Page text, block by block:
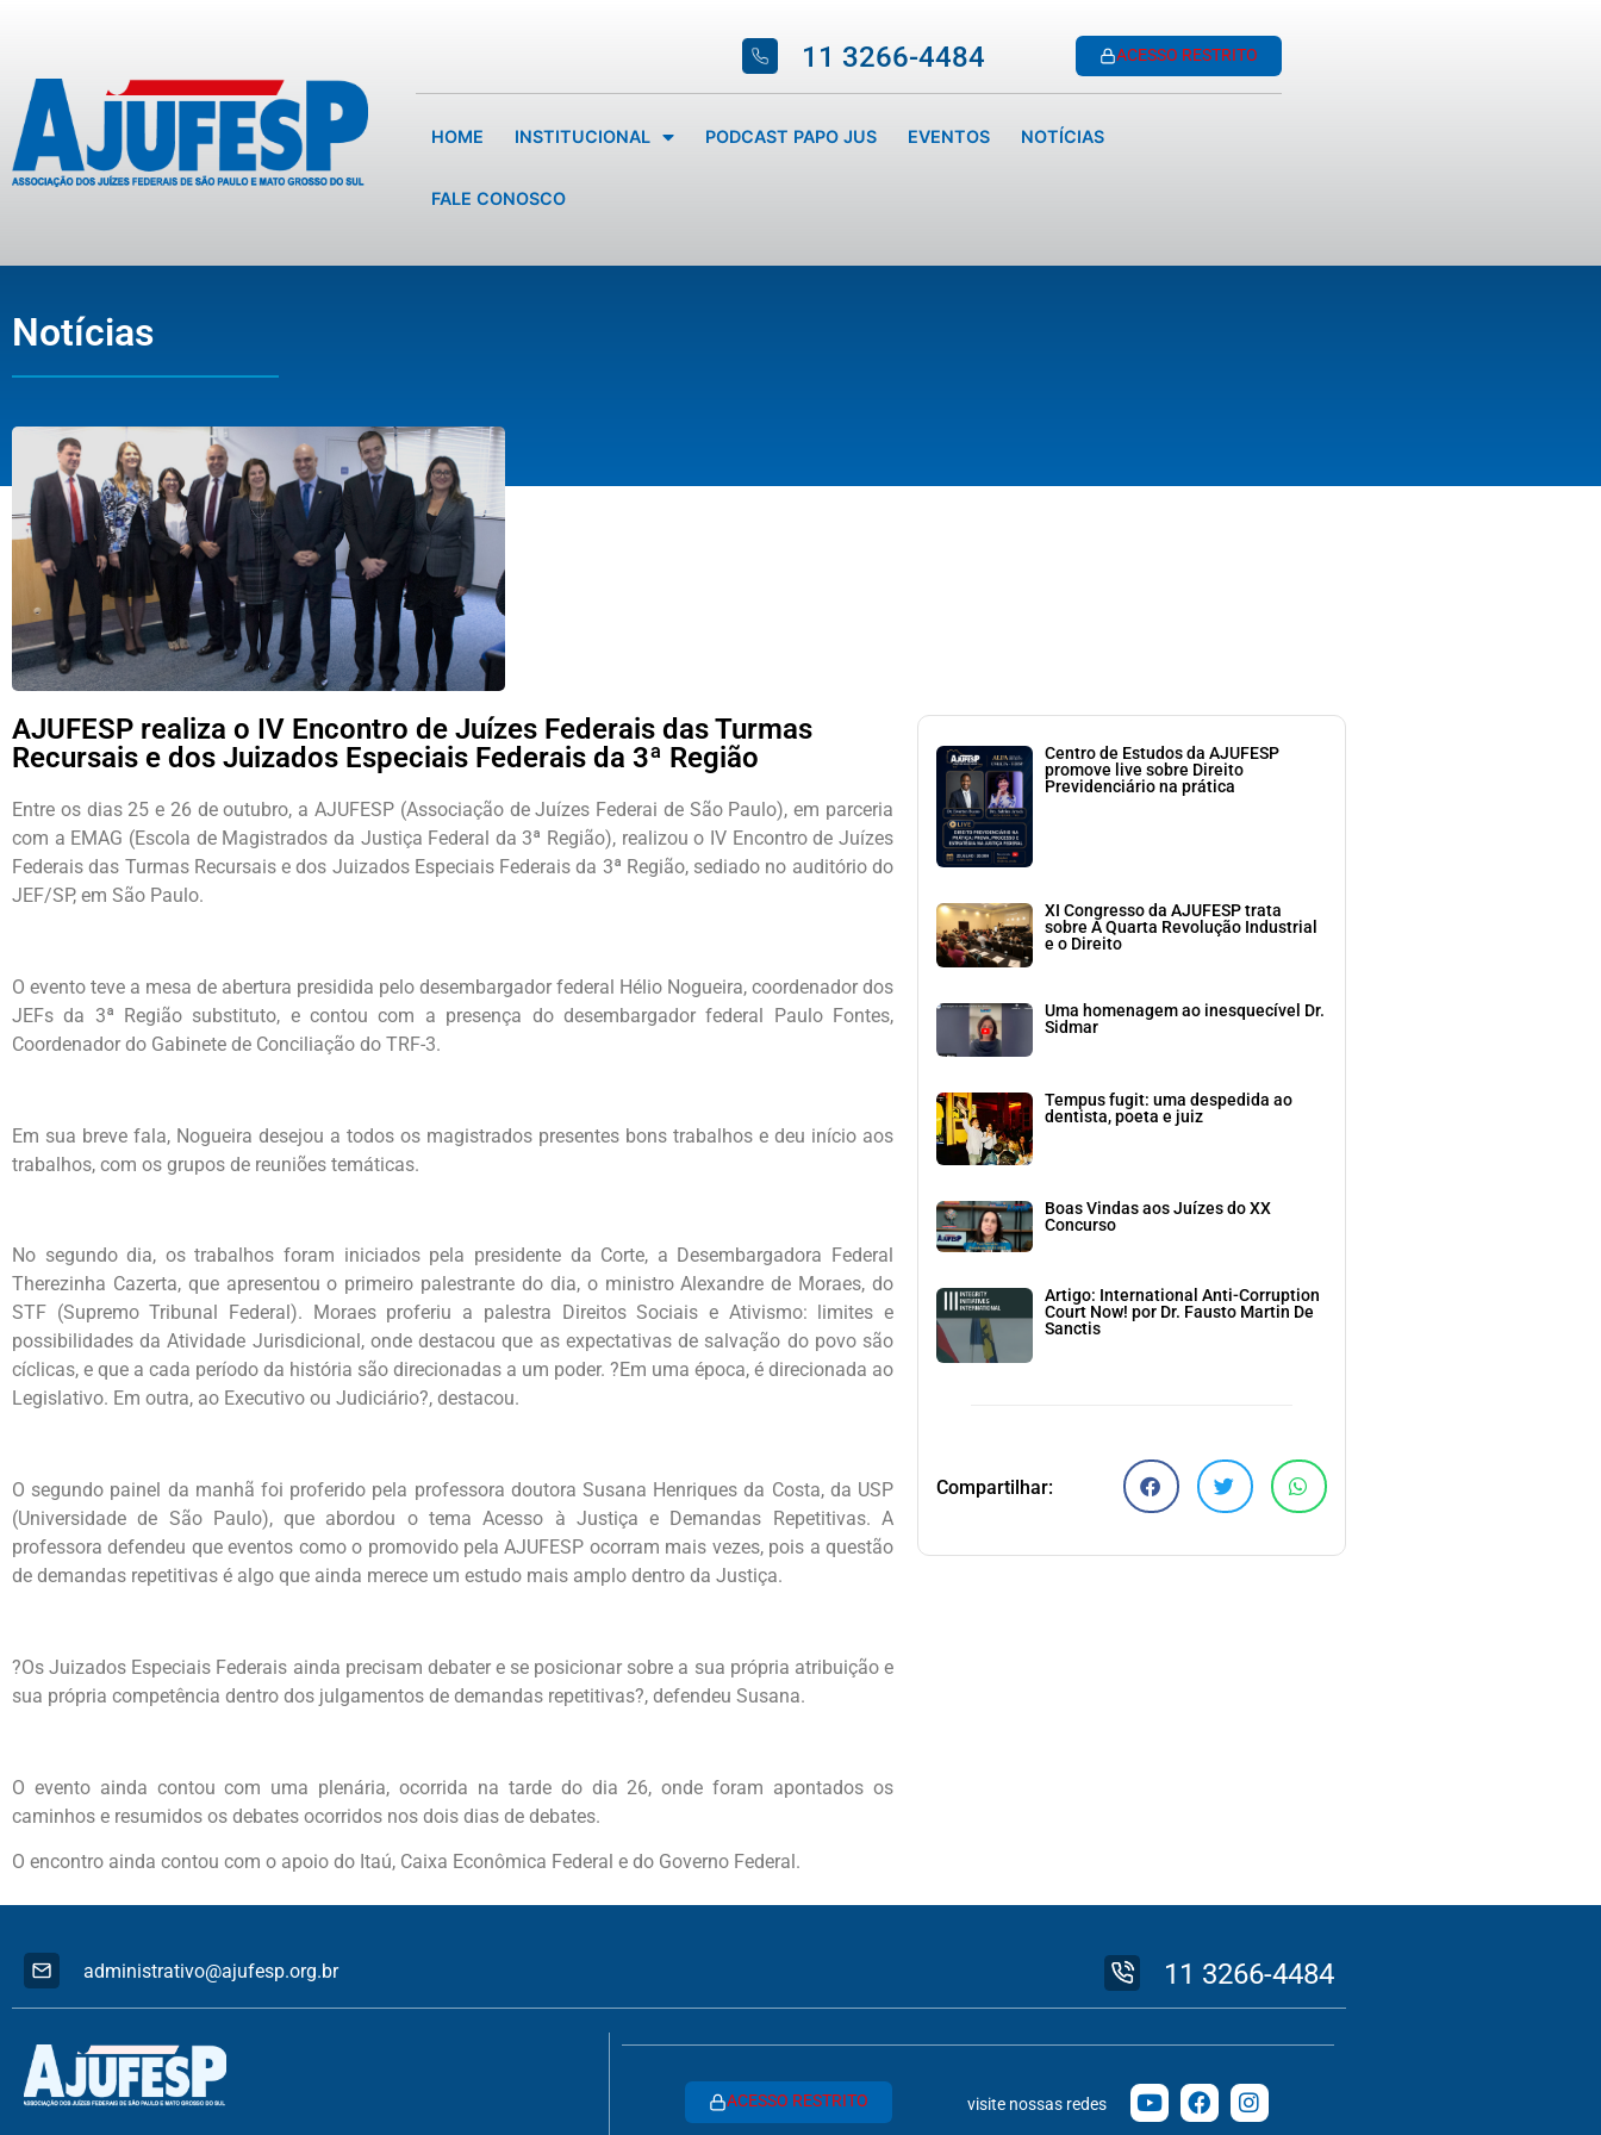
11 3266-4484 ACESSO RESTRITO
HOME INSTITUCIONAL PODCAST PAPO JUS EVENTOS NOTÍCIAS
FALE CONOSCO
Notícias
AJUFESP realiza o IV Encontro de Juízes Federais das Turmas
Recursais e dos Juizados Especiais Federais da 3ª Região
Entre os dias 25 e 26 de outubro, a AJUFESP (Associação de Juízes Federai de São Paulo), em parceria
com a EMAG (Escola de Magistrados da Justiça Federal da 3ª Região), realizou o IV Encontro de Juízes
Federais das Turmas Recursais e dos Juizados Especiais Federais da 3ª Região, sediado no auditório do
JEF/SP, em São Paulo.
O evento teve a mesa de abertura presidida pelo desembargador federal Hélio Nogueira, coordenador dos
JEFs da 3ª Região substituto, e contou com a presença do desembargador federal Paulo Fontes,
Coordenador do Gabinete de Conciliação do TRF-3.
Em sua breve fala, Nogueira desejou a todos os magistrados presentes bons trabalhos e deu início aos
trabalhos, com os grupos de reuniões temáticas.
No segundo dia, os trabalhos foram iniciados pela presidente da Corte, a Desembargadora Federal
Therezinha Cazerta, que apresentou o primeiro palestrante do dia, o ministro Alexandre de Moraes, do
STF (Supremo Tribunal Federal). Moraes proferiu a palestra Direitos Sociais e Ativismo: limites e
possibilidades da Atividade Jurisdicional, onde destacou que as expectativas de salvação do povo são
cíclicas, e que a cada período da história são direcionadas a um poder. ?Em uma época, é direcionada ao
Legislativo. Em outra, ao Executivo ou Judiciário?, destacou.
O segundo painel da manhã foi proferido pela professora doutora Susana Henriques da Costa, da USP
(Universidade de São Paulo), que abordou o tema Acesso à Justiça e Demandas Repetitivas. A
professora defendeu que eventos como o promovido pela AJUFESP ocorram mais vezes, pois a questão
de demandas repetitivas é algo que ainda merece um estudo mais amplo dentro da Justiça.
?Os Juizados Especiais Federais ainda precisam debater e se posicionar sobre a sua própria atribuição e
sua própria competência dentro dos julgamentos de demandas repetitivas?, defendeu Susana.
O evento ainda contou com uma plenária, ocorrida na tarde do dia 26, onde foram apontados os
caminhos e resumidos os debates ocorridos nos dois dias de debates.
O encontro ainda contou com o apoio do Itaú, Caixa Econômica Federal e do Governo Federal.
Centro de Estudos da AJUFESP
promove live sobre Direito
Previdenciário na prática
XI Congresso da AJUFESP trata
sobre A Quarta Revolução Industrial
e o Direito
Uma homenagem ao inesquecível Dr.
Sidmar
Tempus fugit: uma despedida ao
dentista, poeta e juiz
Boas Vindas aos Juízes do XX
Concurso
Artigo: International Anti-Corruption
Court Now! por Dr. Fausto Martin De
Sanctis
Compartilhar:
administrativo@ajufesp.org.br 11 3266-4484
ACESSO RESTRITO visite nossas redes